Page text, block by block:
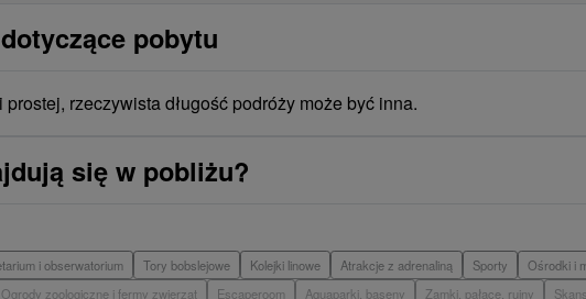
pobytu
rzeczywista długość podróży może być inna.
się w pobliżu?
i obserwatorium Tory bobslejowe Kolejki linowe Atrakcje z adrenaliną Sporty Ośrodki i
Ogrody zoologiczne i fermy zwierząt Escaperoom Aquaparki, baseny Zamki, pałace, ruiny